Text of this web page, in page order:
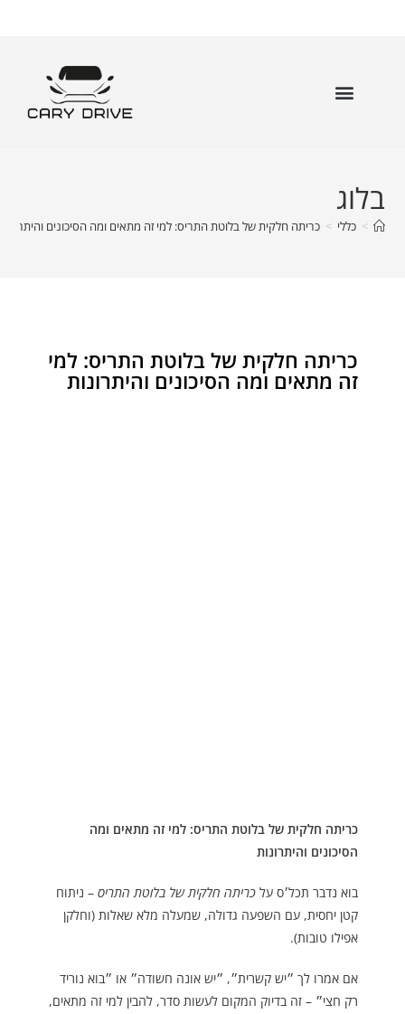
בלוג
> כללי > כריתה חלקית של בלוטת התריס: למי זה מתאים ומה הסיכונים
כריתה חלקית של בלוטת התריס: למי
זה מתאים ומה הסיכונים והיתרונות
כריתה חלקית של בלוטת התריס: למי זה מתאים ומה
הסיכונים והיתרונות
בוא נדבר תכל׳ס עלכריתה חלקית של בלוטת התריס – ניתוח
קטן יחסית, עם השפעה גדולה, שמעלה מלא שאלות (וחלקן
אפילו טובות).
אם אמרו לך ״יש קשרית״, ״יש אונה חשודה״ או ״בוא נוריד
רק חצי״ – זה בדיוק המקום לעשות סדר, להבין למי זה מתאים,